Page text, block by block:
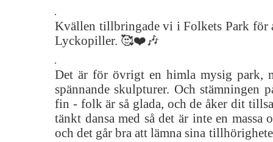
Kvällen tillbringade vi i Folkets Park för
Lyckopiller. 🥰❤️🎶
Det är för övrigt en himla mysig park,
spännande skulpturer. Och stämningen
fin - folk är så glada, och de åker dit
tänkt dansa med så det är inte en massa
och det går bra att lämna sina